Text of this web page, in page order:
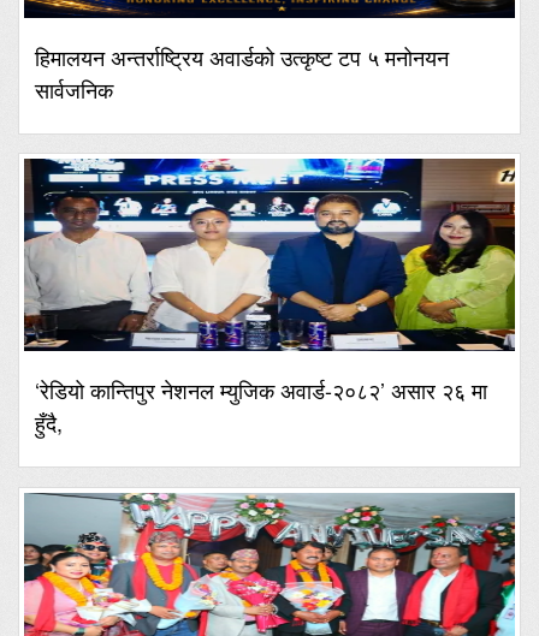
हिमालयन अन्तर्राष्ट्रिय अवार्डको उत्कृष्ट टप ५ मनोनयन
सार्वजनिक
‘रेडियो कान्तिपुर नेशनल म्युजिक अवार्ड-२०८२’ असार २६ मा
हुँदै,